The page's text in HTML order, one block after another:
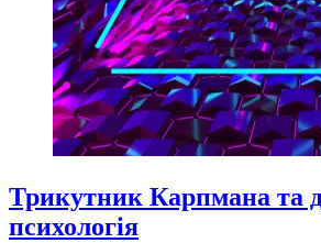
Трикутник Карпмана та
психологія